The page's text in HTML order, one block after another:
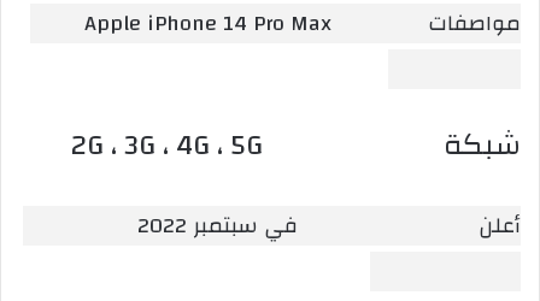
شبكة 2G ، 3G ، 4G ، 5G